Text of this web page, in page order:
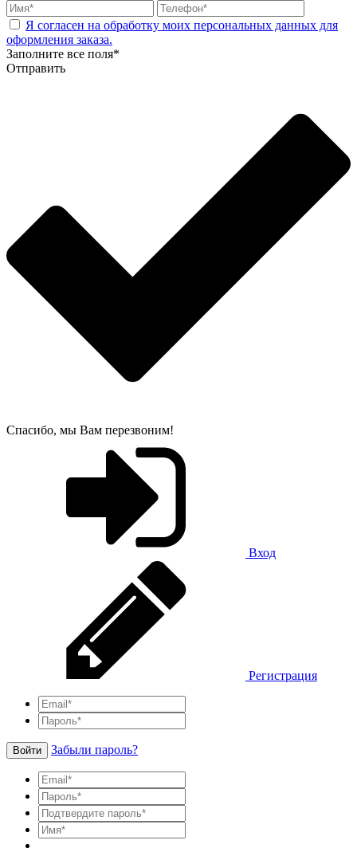
Я согласен на обработку моих персональных данных для
оформления заказа.
Заполните все поля*
Отправить
Спасибо, мы Вам перезвоним!
Вход
Регистрация
Войти Забыли пароль?